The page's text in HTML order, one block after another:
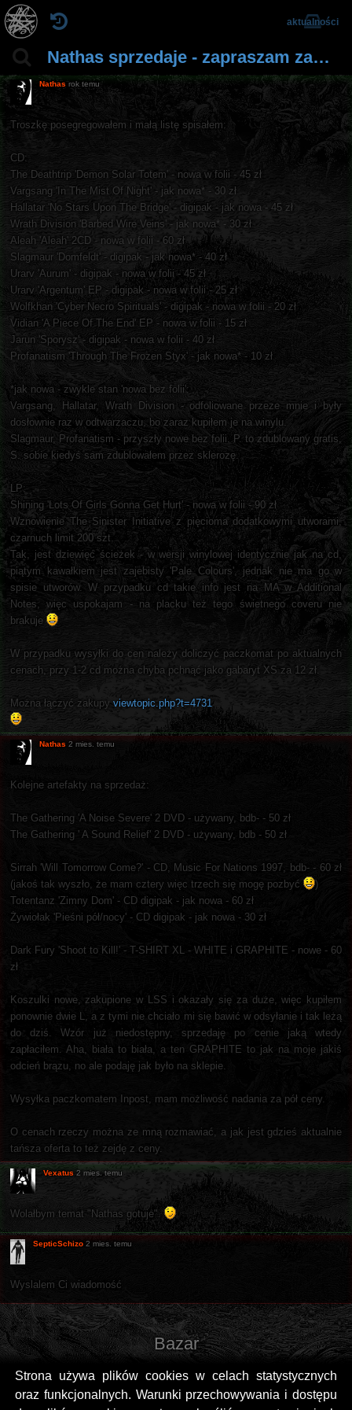
Strona używa plików cookies w celach statystycznych
oraz funkcjonalnych. Warunki przechowywania i dostępu
Nathas sprzedaje - zapraszam zamożnych :P
aktualności
Nathas rok temu
Troszkę posegregowałem i małą listę spisałem:
CD:
The Deathtrip 'Demon Solar Totem' - nowa w folii - 45 zł
Vargsang 'In The Mist Of Night' - jak nowa* - 30 zł
Hallatar 'No Stars Upon The Bridge' - digipak - jak nowa - 45 zł
Wrath Division 'Barbed Wire Veins' - jak nowa* - 30 zł
Aleah 'Aleah' 2CD - nowa w folii - 60 zł
Slagmaur 'Domfeldt' - digipak - jak nowa* - 40 zł
Urarv 'Aurum' - digipak - nowa w folii - 45 zł
Urarv 'Argentum' EP - digipak - nowa w folii - 25 zł
Wolfkhan 'Cyber Necro Spirituals' - digipak - nowa w folii - 20 zł
Vidian 'A Piece Of The End' EP - nowa w folii - 15 zł
Jarun 'Sporysz' - digipak - nowa w folii - 40 zł
Profanatism 'Through The Frozen Styx' - jak nowa* - 10 zł
*jak nowa - zwykle stan 'nowa bez folii':
Vargsang, Hallatar, Wrath Division - odfoliowane przeze mnie i były
dosłownie raz w odtwarzaczu, bo zaraz kupiłem je na winylu.
Slagmaur, Profanatism - przyszły nowe bez folii. P. to zdublowany gratis,
S. sobie kiedyś sam zdublowałem przez sklerozę.
LP:
Shining 'Lots Of Girls Gonna Get Hurt' - nowa w folii - 90 zł
Wznowienie The Sinister Initiative z pięcioma dodatkowymi utworami,
czarnuch limit 200 szt.
Tak, jest dziewięć ścieżek - w wersji winylowej identycznie jak na cd,
piątym kawałkiem jest zajebisty 'Pale Colours', jednak nie ma go w
spisie utworów. W przypadku cd takie info jest na MA w Additional
Notes, więc uspokajam - na placku też tego świetnego coveru nie
brakuje
W przypadku wysyłki do cen należy doliczyć paczkomat po aktualnych
cenach, przy 1-2 cd można chyba pchnąć jako gabaryt XS za 12 zł.
Można łączyć zakupyviewtopic.php?t=4731
Nathas 2 mies. temu
Kolejne artefakty na sprzedaż:
The Gathering 'A Noise Severe' 2 DVD - używany, bdb- - 50 zł
The Gathering ' A Sound Relief' 2 DVD - używany, bdb - 50 zł
Sirrah 'Will Tomorrow Come?' - CD, Music For Nations 1997, bdb- - 60 zł
(jakoś tak wyszło, że mam cztery więc trzech się mogę pozbyć
)
Totentanz 'Zimny Dom' - CD digipak - jak nowa - 60 zł
Żywiołak 'Pieśni pół/nocy' - CD digipak - jak nowa - 30 zł
Dark Fury 'Shoot to Kill!' - T-SHIRT XL - WHITE i GRAPHITE - nowe - 60
zł
Koszulki nowe, zakupione w LSS i okazały się za duże, więc kupiłem
ponownie dwie L, a z tymi nie chciało mi się bawić w odsyłanie i tak leżą
do dziś. Wzór już niedostępny, sprzedaję po cenie jaką wtedy
zapłaciłem. Aha, biała to biała, a ten GRAPHITE to jak na moje jakiś
odcień brązu, no ale podaję jak było na sklepie.
Wysyłka paczkomatem Inpost, mam możliwość nadania za pół ceny.
O cenach rzeczy można ze mną rozmawiać, a jak jest gdzieś aktualnie
tańsza oferta to też zejdę z ceny.
Vexatus 2 mies. temu
Wolałbym temat "Nathas gotuje".
SepticSchizo 2 mies. temu
Wyslalem Ci wiadomość
Bazar